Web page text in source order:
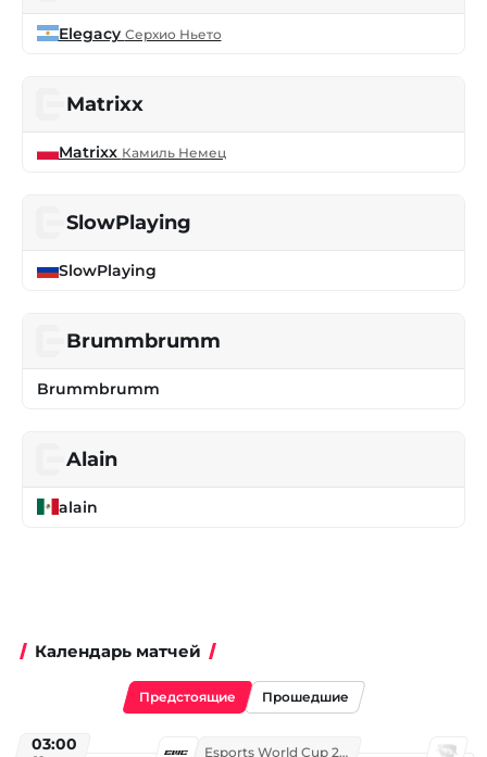
Elegacy Серхио Ньето
Matrixx
Matrixx Камиль Немец
SlowPlaying
SlowPlaying
Brummbrumm
Brummbrumm
Alain
alain
Календарь матчей
Предстоящие Прошедшие
03:00 Esports World Cup 2026